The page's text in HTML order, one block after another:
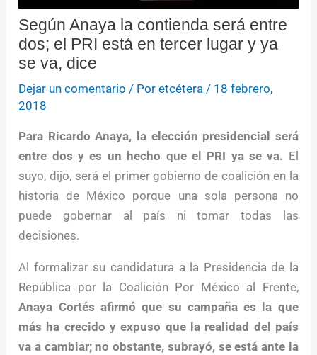
Según Anaya la contienda será entre
dos; el PRI está en tercer lugar y ya
se va, dice
Dejar un comentario / Poretcétera / 18 febrero,
2018
Para Ricardo Anaya, la elección presidencial será
entre dos y es un hecho que el PRI ya se va. El
suyo, dijo, será el primer gobierno de coalición en la
historia de México porque una sola persona no
puede gobernar al país ni tomar todas las
decisiones.
Al formalizar su candidatura a la Presidencia de la
República por la Coalición Por México al Frente,
Anaya Cortés afirmó que su campaña es la que
más ha crecido y expuso que la realidad del país
va a cambiar; no obstante, subrayó, se está ante la